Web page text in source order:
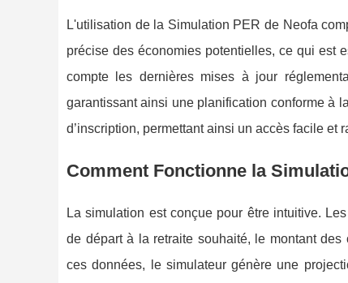
L'utilisation de la Simulation PER de Neofa
précise des économies potentielles, ce qui est
compte les dernières mises à jour
garantissant ainsi une planification conforme à
d’inscription, permettant ainsi un accès facile et
Comment Fonctionne la
La simulation est conçue pour être intuitive.
de départ à la retraite souhaité, le montant
ces données, le simulateur génère une